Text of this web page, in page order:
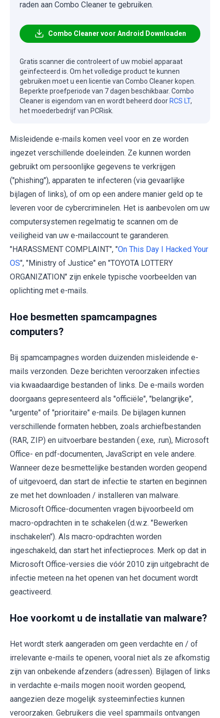
raden aan Combo Cleaner te gebruiken.
Combo Cleaner voor Android Downloaden
Gratis scanner die controleert of uw mobiel apparaat
geïnfecteerd is. Om het volledige product te kunnen
gebruiken moet u een licentie van Combo Cleaner kopen.
Beperkte proefperiode van 7 dagen beschikbaar. Combo
Cleaner is eigendom van en wordt beheerd doorRCS LT,
het moederbedrijf van PCRisk.
Misleidende e-mails komen veel voor en ze worden
ingezet verschillende doeleinden. Ze kunnen worden
gebruikt om persoonlijke gegevens te verkrijgen
("phishing"), apparaten te infecteren (via gevaarlijke
bijlagen of links), of om op een andere manier geld op te
leveren voor de cybercriminelen. Het is aanbevolen om uw
computersystemen regelmatig te scannen om de
veiligheid van uw e-mailaccount te garanderen.
"HARASSMENT COMPLAINT", "On This Day I Hacked Your
OS", "Ministry of Justice" en "TOYOTA LOTTERY
ORGANIZATION" zijn enkele typische voorbeelden van
oplichting met e-mails.
Hoe besmetten spamcampagnes
computers?
Bij spamcampagnes worden duizenden misleidende e-
mails verzonden. Deze berichten veroorzaken infecties
via kwaadaardige bestanden of links. De e-mails worden
doorgaans gepresenteerd als "officiële", "belangrijke",
"urgente" of "prioritaire" e-mails. De bijlagen kunnen
verschillende formaten hebben, zoals archiefbestanden
(RAR, ZIP) en uitvoerbare bestanden (.exe, .run), Microsoft
Office- en pdf-documenten, JavaScript en vele andere.
Wanneer deze besmettelijke bestanden worden geopend
of uitgevoerd, dan start de infectie te starten en beginnen
ze met het downloaden / installeren van malware.
Microsoft Office-documenten vragen bijvoorbeeld om
macro-opdrachten in te schakelen (d.w.z. "Bewerken
inschakelen"). Als macro-opdrachten worden
ingeschakeld, dan start het infectieproces. Merk op dat in
Microsoft Office-versies die vóór 2010 zijn uitgebracht de
infectie meteen na het openen van het document wordt
geactiveerd.
Hoe voorkomt u de installatie van malware?
Het wordt sterk aangeraden om geen verdachte en / of
irrelevante e-mails te openen, vooral niet als ze afkomstig
zijn van onbekende afzenders (adressen). Bijlagen of links
in verdachte e-mails mogen nooit worden geopend,
aangezien deze mogelijk systeeminfecties kunnen
veroorzaken. Gebruikers die veel spammails ontvangen